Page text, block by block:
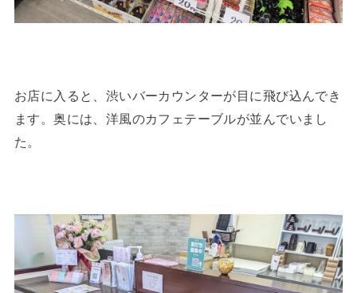
お店に入ると、渋いバーカウンターが目に飛び込んでき
ます。奥には、洋風のカフェテーブルが並んでいまし
た。